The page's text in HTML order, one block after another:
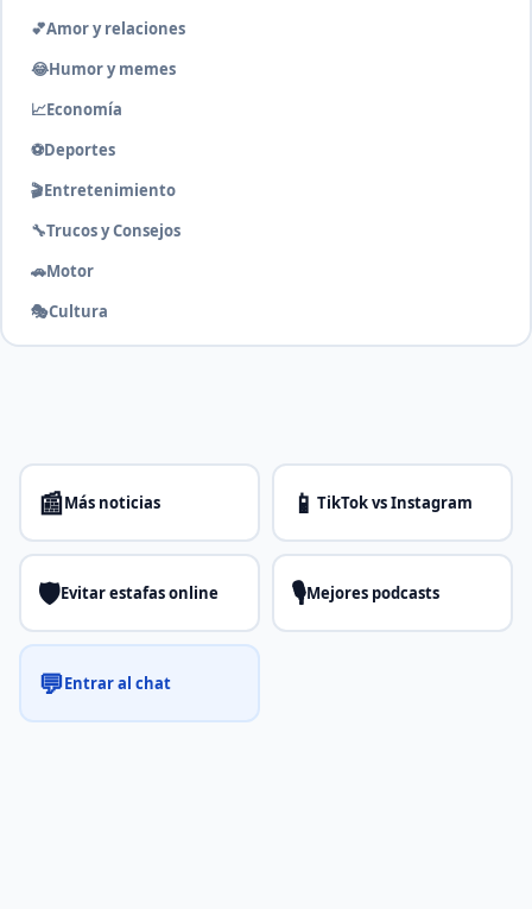
💕Amor y relaciones
😂Humor y memes
📈Economía
⚽Deportes
🎬Entretenimiento
🔧Trucos y Consejos
🚗Motor
🎭Cultura
📰Más noticias 📱 TikTok vs Instagram
🛡️Evitar estafas online 🎙️Mejores podcasts
💬Entrar al chat